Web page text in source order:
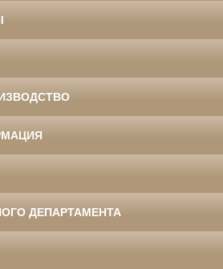
ДЕПАРТАМЕНТА